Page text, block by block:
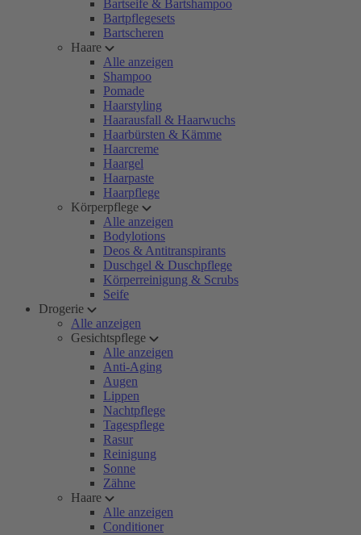
Bartseife & Bartshampoo
Bartpflegesets
Bartscheren
Haare
Alle anzeigen
Shampoo
Pomade
Haarstyling
Haarausfall & Haarwuchs
Haarbürsten & Kämme
Haarcreme
Haargel
Haarpaste
Haarpflege
Körperpflege
Alle anzeigen
Bodylotions
Deos & Antitranspirants
Duschgel & Duschpflege
Körperreinigung & Scrubs
Seife
Drogerie
Alle anzeigen
Gesichtspflege
Alle anzeigen
Anti-Aging
Augen
Lippen
Nachtpflege
Tagespflege
Rasur
Reinigung
Sonne
Zähne
Haare
Alle anzeigen
Conditioner